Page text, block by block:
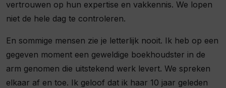
vertrouwen op hun expertise en vakkennis. We lopen
niet de hele dag te controleren.
En sommige mensen zie je letterlijk nooit. Ik heb op een
gegeven moment een geweldige boekhoudster in de
arm genomen die uitstekend werk levert. We spreken
elkaar af en toe. Ik geloof dat ik haar 10 jaar geleden